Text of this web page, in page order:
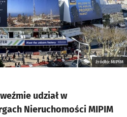
źródło: MIPIM
udział w
Nieruchomości MIPIM